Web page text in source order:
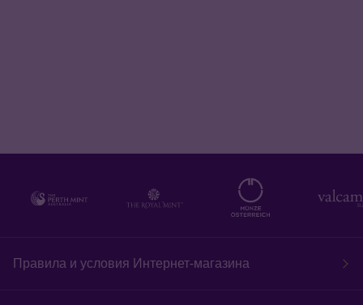
Правила и условия Интернет-магазина